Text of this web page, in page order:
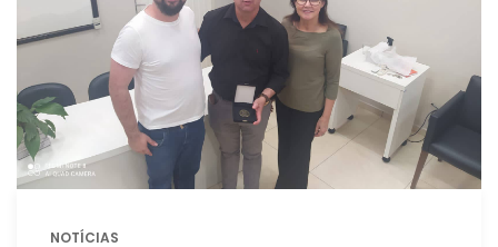
NOTÍCIAS